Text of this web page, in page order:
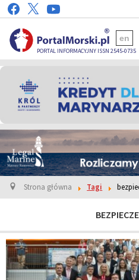
PORTAL INFORMACYJNY ISSN 2545-0735
en
Strona główna Tagi